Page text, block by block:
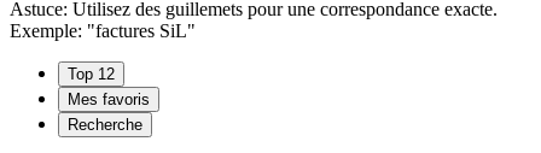
Astuce: Utilisez des guillemets pour une correspondance exacte.
Exemple: "factures SiL"
Top 12
Mes favoris
Recherche